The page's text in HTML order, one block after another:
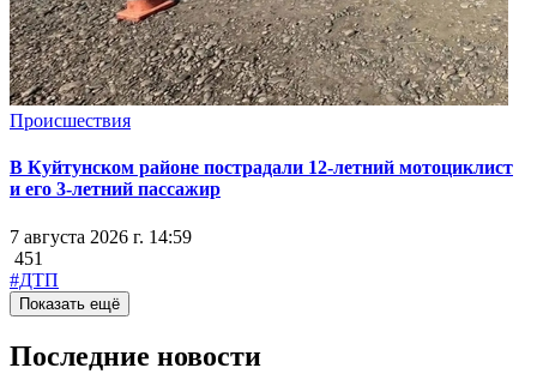
Происшествия
В Куйтунском районе пострадали 12-летний мотоциклист
и его 3-летний пассажир
7 августа 2026 г. 14:59
451
#ДТП
Показать ещё
Последние новости